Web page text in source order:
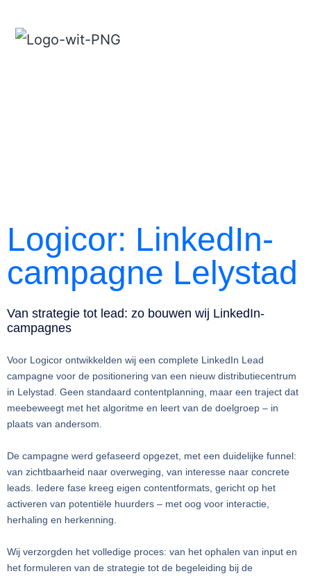
Logicor: LinkedIn-
campagne Lelystad
Van strategie tot lead: zo bouwen wij LinkedIn-
campagnes
Voor Logicor ontwikkelden wij een complete LinkedIn Lead
campagne voor de positionering van een nieuw distributiecentrum
in Lelystad. Geen standaard contentplanning, maar een traject dat
meebeweegt met het algoritme en leert van de doelgroep – in
plaats van andersom.
De campagne werd gefaseerd opgezet, met een duidelijke funnel:
van zichtbaarheid naar overweging, van interesse naar concrete
leads. Iedere fase kreeg eigen contentformats, gericht op het
activeren van potentiële huurders – met oog voor interactie,
herhaling en herkenning.
Wij verzorgden het volledige proces: van het ophalen van input en
het formuleren van de strategie tot de begeleiding bij de